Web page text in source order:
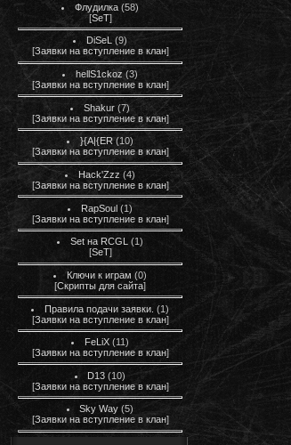
Флудилка (58)
[SeT]
DiSeL
(9)
[Заявки на вступление в клан]
hellS1ckoz (3)
[Заявки на вступление в клан]
Shakur (7)
[Заявки на вступление в клан]
}{A|{ER (10)
[Заявки на вступление в клан]
Hack'Zzz (4)
[Заявки на вступление в клан]
RapSoul (1)
[Заявки на вступление в клан]
Set на RCGL (1)
[SeT]
Ключи к играм (0)
[Скрипты для сайта]
Правила подачи заявки. (1)
[Заявки на вступление в клан]
FeLiX (11)
[Заявки на вступление в клан]
D13 (10)
[Заявки на вступление в клан]
Sky Way (5)
[Заявки на вступление в клан]